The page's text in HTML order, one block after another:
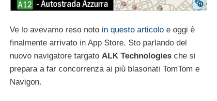
Ve lo avevamo reso noto in questo articolo e oggi è
finalmente arrivato in App Store. Sto parlando del
nuovo navigatore targato ALK Technologies che si
prepara a far concorrenza ai più blasonati TomTom e
Navigon.